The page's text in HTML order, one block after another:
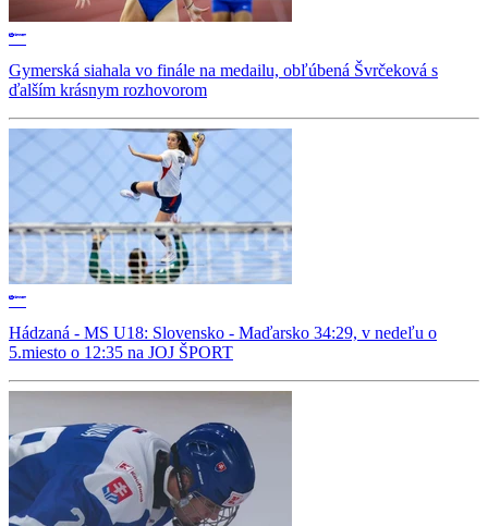
Gymerská siahala vo finále na medailu, obľúbená Švrčeková s
ďalším krásnym rozhovorom
Hádzaná - MS U18: Slovensko - Maďarsko 34:29, v nedeľu o
5.miesto o 12:35 na JOJ ŠPORT